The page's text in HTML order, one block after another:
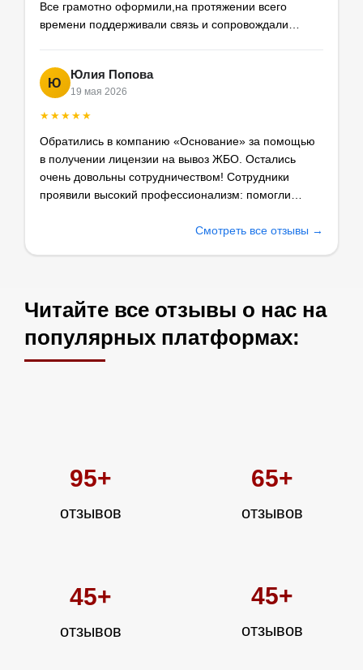
Все грамотно оформили,на протяжении всего
времени поддерживали связь и сопровождали
работу
Ю
Юлия Попова
19 мая 2026
★★★★★
Обратились в компанию «Основание» за помощью
в получении лицензии на вывоз ЖБО. Остались
очень довольны сотрудничеством! Сотрудники
проявили высокий профессионализм: помогли
сопровождали на каждом этапе. Лицензию получили
компетентного партнёра.
Смотреть все отзывы →
Читайте все отзывы о нас на
популярных платформах:
95+
отзывов
65+
отзывов
45+
отзывов
45+
отзывов